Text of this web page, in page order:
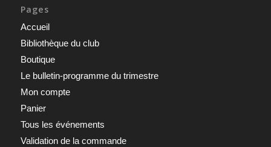
Pages
Accueil
Bibliothèque du club
Boutique
Le bulletin-programme du trimestre
Mon compte
Panier
Tous les événements
Validation de la commande